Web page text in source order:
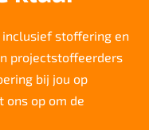
inclusief stoffering en
projectstoffeerders
bij jou op
ons op om de